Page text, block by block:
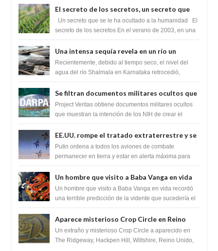
El secreto de los secretos, un secreto que
cambiaría por completo el destino de la
humanidad
Un secreto que se le ha ocultado a la humanidad El
secreto de los secretos En el verano de 2003, en una
Una intensa sequía revela en un río un
impresionante hallazgo de miles de Shiva
Lingas
Recientemente, debido al tiempo seco, el nivel del
agua del río Shalmala en Karnataka retrocedió,
Se filtran documentos militares ocultos que
muestran la intención de los NIH de crear el
SARS-CoV-2, utilizando la investigación de
Project Veritas obtiene documentos militares ocultos
que muestran la intención de los NIH de crear el
EE.UU. rompe el tratado extraterrestre y se
prepara para destruir el misterioso satélite
"Caballero Negro"
Putin ordena a todos los aviones de combate
permanecer en tierra y estar en alerta máxima para
Un hombre que visito a Baba Vanga en vida
recordó la terrible predicción de la vidente
para febrero de 2022.
Un hombre que visito a Baba Vanga en vida recordó
una terrible predicción de la vidente que sucedería el
Aparece misterioso Crop Circle en Reino
Unido 23 de junio 2016
Un extraño y misterioso Crop Circle a aparecido en
The Ridgeway, Hackpen Hill, Wiltshire, Reino Unido,